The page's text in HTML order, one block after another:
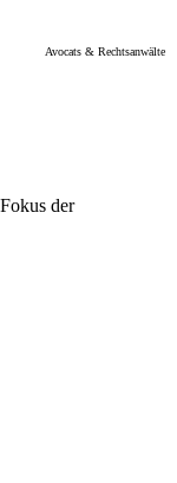
Avocats & Rechtsanwälte
der